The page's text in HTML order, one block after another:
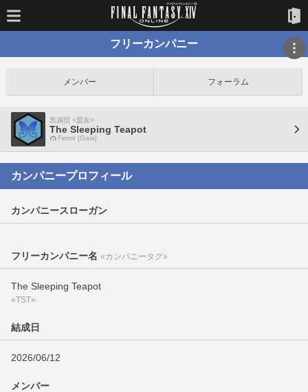
フリーカンパニー
メンバー フォーラム
黒渦団 <盟友>
The Sleeping Teapot
Fenrir [Gaia]
カンパニープロフィール
カンパニースローガン
フリーカンパニー名 «カンパニータグ»
The Sleeping Teapot
«TST»
結成日
2026/06/12
メンバー